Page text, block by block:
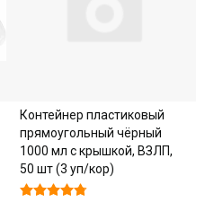
Контейнер пластиковый
прямоугольный чёрный
1000 мл с крышкой, ВЗЛП,
50 шт (3 уп/кор)